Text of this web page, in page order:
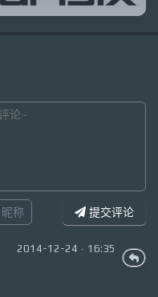
昵称 提交评论
2014-12-24 · 16:35